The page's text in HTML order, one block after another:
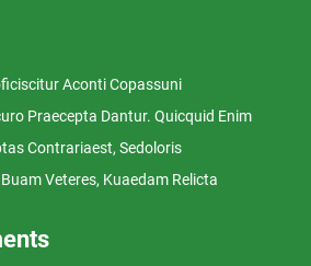
Aconti Copassuni
Praecepta Dantur. Quicquid Enim
Contrariaest, Sedoloris
Veteres, Kuaedam Relicta